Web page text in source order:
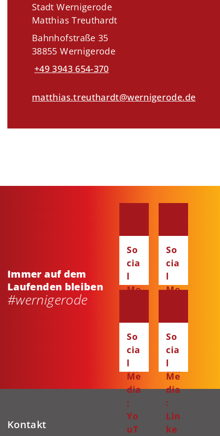
Stadt Wernigerode
Matthias Treuthardt
Bahnhofstraße 35
38855 Wernigerode
+49 3943 654-370
matthias.treuthardt@wernigerode.de
Immer auf dem
Laufenden bleiben
#wernigerode
So
cia
l
Me
ce
bo
ok
So
cia
l
Me
ta
gr
am
So
cia
l
Me
dia
:
Yo
uT
So
cia
l
Me
dia
:
Lin
ke
Kontakt